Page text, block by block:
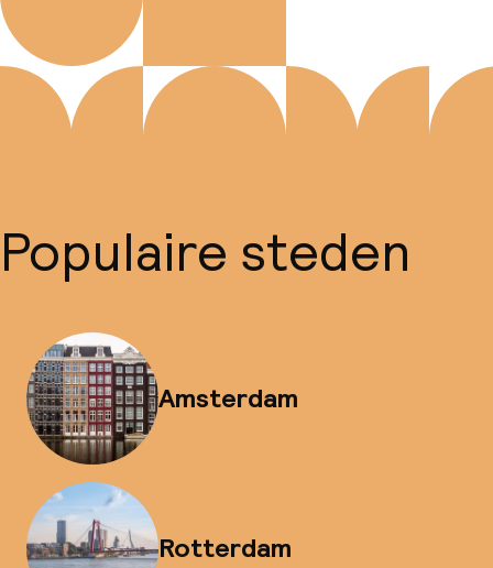
Populaire steden
Amsterdam
Rotterdam